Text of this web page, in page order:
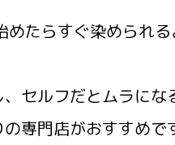
たらすぐ染められ
、セルフだとムラに
専門店がおすすめで